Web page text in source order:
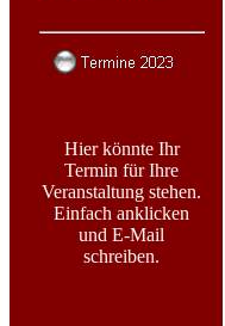
Hier könnte Ihr
Termin für Ihre
Veranstaltung stehen.
Einfach anklicken
und E-Mail
schreiben.